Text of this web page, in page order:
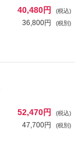
40,480円 (税込)
36,800円 (税別)
52,470円 (税込)
47,700円 (税別)